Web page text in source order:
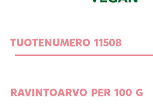
TUOTENUMERO 11508
RAVINTOARVO PER 100 G